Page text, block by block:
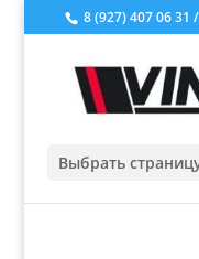
8 (927) 407 06 31
Выбрать